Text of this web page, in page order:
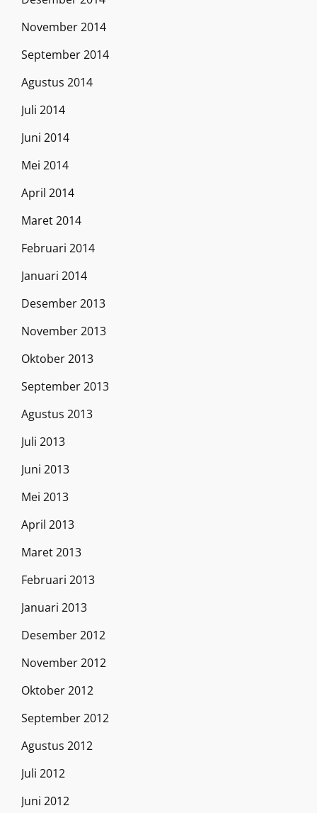
November 2014
September 2014
Agustus 2014
Juli 2014
Juni 2014
Mei 2014
April 2014
Maret 2014
Februari 2014
Januari 2014
Desember 2013
November 2013
Oktober 2013
September 2013
Agustus 2013
Juli 2013
Juni 2013
Mei 2013
April 2013
Maret 2013
Februari 2013
Januari 2013
Desember 2012
November 2012
Oktober 2012
September 2012
Agustus 2012
Juli 2012
Juni 2012